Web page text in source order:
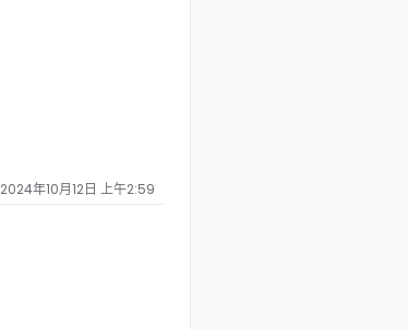
2024年10月12日 上午2:59